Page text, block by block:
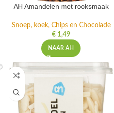
AH Amandelen met rooksmaak
Snoep, koek, Chips en Chocolade
€1,49
NAAR AH